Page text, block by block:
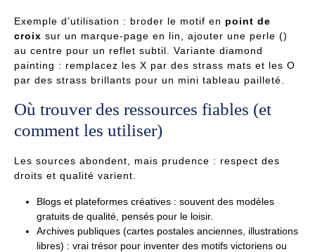
Exemple d’utilisation : broder le motif en point de
croix sur un marque-page en lin, ajouter une perle ()
au centre pour un reflet subtil. Variante diamond
painting : remplacez les X par des strass mats et les O
par des strass brillants pour un mini tableau pailleté.
Où trouver des ressources fiables (et
comment les utiliser)
Les sources abondent, mais prudence : respect des
droits et qualité varient.
Blogs et plateformes créatives : souvent des modèles
gratuits de qualité, pensés pour le loisir.
Archives publiques (cartes postales anciennes, illustrations
libres) : vrai trésor pour inventer des motifs victoriens ou